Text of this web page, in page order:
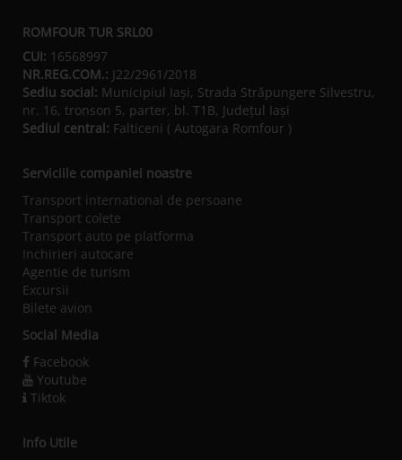
ROMFOUR TUR SRL00
CUI: 16568997
NR.REG.COM.: J22/2961/2018
Sediu social: Municipiul Iaşi, Strada Străpungere Silvestru,
nr. 16, tronson 5, parter, bl. T1B, Județul Iaşi
Sediul central: Falticeni ( Autogara Romfour )
Serviciile companiei noastre
Transport international de persoane
Transport colete
Transport auto pe platforma
Inchirieri autocare
Agentie de turism
Excursii
Bilete avion
Social Media
Facebook
Youtube
Tiktok
Info Utile